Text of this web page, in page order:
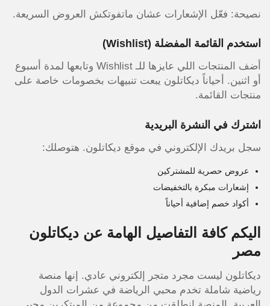
نصيحة: فعّل الإشعارات عشان ماتفوتكش العروض السريعة.
استخدم القائمة المفضلة (Wishlist)
أضف المنتجات اللي عايزها للـ Wishlist وتابعها لمدة أسبوع
أو اثنين. أحياناً ديكاتلون يبعت تنبيهات بخصومات خاصة على
منتجات القائمة.
اشترك في النشرة البريدية
سجل بريدك الإلكتروني في موقع ديكاتلون. هتوصلك:
عروض حصرية للمشتركين
إشعارات مبكرة بالتخفيضات
أكواد خصم إضافية أحياناً
اليكم كافة التفاصيل الهامة عن ديكاتلون
مصر
ديكاتلون ليست مجرد متجر إلكتروني عادي. إنها منصة
رياضية شاملة تخدم محبي الرياضة في عشرات الدول